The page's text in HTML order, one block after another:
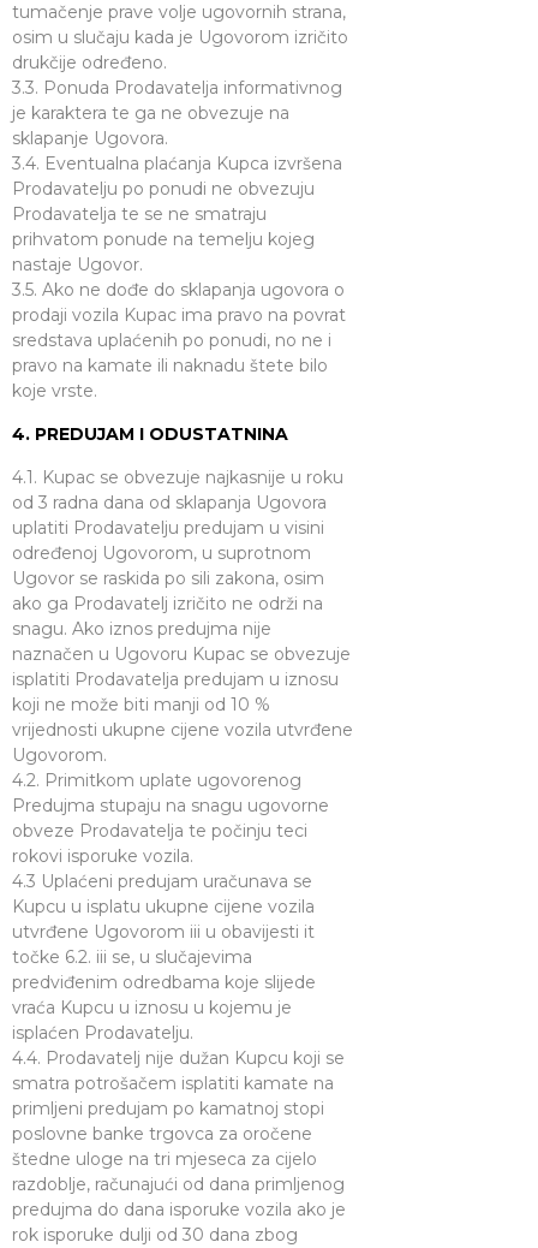
tumačenje prave volje ugovornih strana,
osim u slučaju kada je Ugovorom izričito
drukčije određeno.
3.3. Ponuda Prodavatelja informativnog
je karaktera te ga ne obvezuje na
sklapanje Ugovora.
3.4. Eventualna plaćanja Kupca izvršena
Prodavatelju po ponudi ne obvezuju
Prodavatelja te se ne smatraju
prihvatom ponude na temelju kojeg
nastaje Ugovor.
3.5. Ako ne dođe do sklapanja ugovora o
prodaji vozila Kupac ima pravo na povrat
sredstava uplaćenih po ponudi, no ne i
pravo na kamate ili naknadu štete bilo
koje vrste.
4. PREDUJAM I ODUSTATNINA
4.1. Kupac se obvezuje najkasnije u roku
od 3 radna dana od sklapanja Ugovora
uplatiti Prodavatelju predujam u visini
određenoj Ugovorom, u suprotnom
Ugovor se raskida po sili zakona, osim
ako ga Prodavatelj izričito ne održi na
snagu. Ako iznos predujma nije
naznačen u Ugovoru Kupac se obvezuje
isplatiti Prodavatelja predujam u iznosu
koji ne može biti manji od 10 %
vrijednosti ukupne cijene vozila utvrđene
Ugovorom.
4.2. Primitkom uplate ugovorenog
Predujma stupaju na snagu ugovorne
obveze Prodavatelja te počinju teci
rokovi isporuke vozila.
4.3 Uplaćeni predujam uračunava se
Kupcu u isplatu ukupne cijene vozila
utvrđene Ugovorom iii u obavijesti it
točke 6.2. iii se, u slučajevima
predviđenim odredbama koje slijede
vraća Kupcu u iznosu u kojemu je
isplaćen Prodavatelju.
4.4. Prodavatelj nije dužan Kupcu koji se
smatra potrošačem isplatiti kamate na
primljeni predujam po kamatnoj stopi
poslovne banke trgovca za oročene
štedne uloge na tri mjeseca za cijelo
razdoblje, računajući od dana primljenog
predujma do dana isporuke vozila ako je
rok isporuke dulji od 30 dana zbog